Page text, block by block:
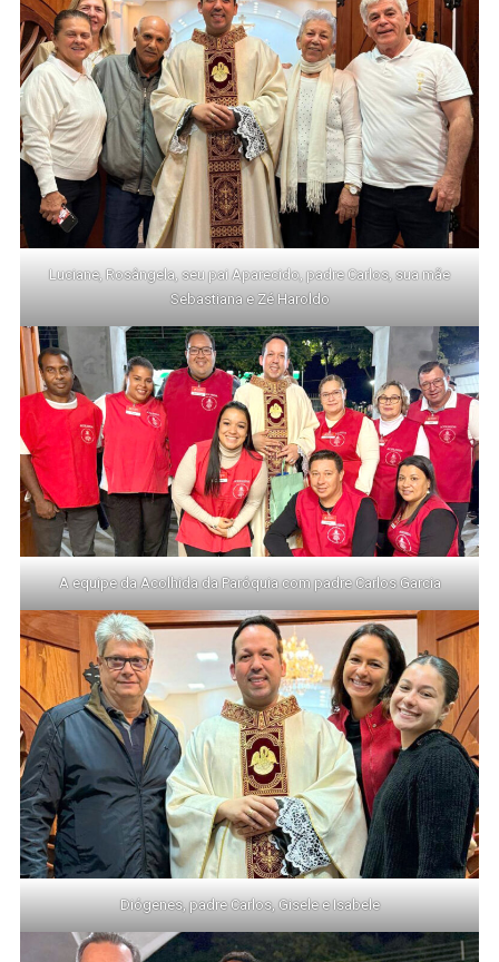
Luciane, Rosângela, seu pai Aparecido, padre Carlos, sua mãe
Sebastiana e Zé Haroldo
A equipe da Acolhida da Paróquia com padre Carlos Garcia
Diógenes, padre Carlos, Gisele e Isabele